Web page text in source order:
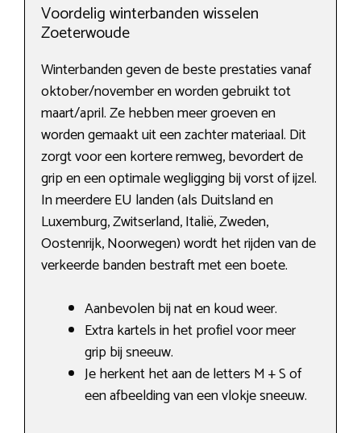
Voordelig winterbanden wisselen
Zoeterwoude
Winterbanden geven de beste prestaties vanaf
oktober/november en worden gebruikt tot
maart/april. Ze hebben meer groeven en
worden gemaakt uit een zachter materiaal. Dit
zorgt voor een kortere remweg, bevordert de
grip en een optimale wegligging bij vorst of ijzel.
In meerdere EU landen (als Duitsland en
Luxemburg, Zwitserland, Italië, Zweden,
Oostenrijk, Noorwegen) wordt het rijden van de
verkeerde banden bestraft met een boete.
Aanbevolen bij nat en koud weer.
Extra kartels in het profiel voor meer
grip bij sneeuw.
Je herkent het aan de letters M + S of
een afbeelding van een vlokje sneeuw.